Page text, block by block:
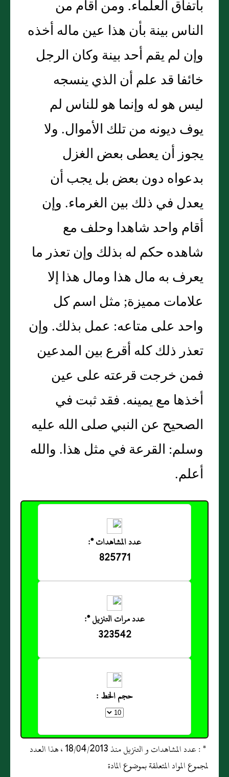
باتفاق العلماء‏.‏ ومن أقام من
الناس بينة بأن هذا عين ماله أخذه
وإن لم يقم أحد بينة وكان الرجل
خائفا قد علم أن الذي ينسجه
ليس هو له وإنما هو للناس لم
يوف ديونه من تلك الأموال‏.‏ ولا
يجوز أن يعطى بعض الغزل
بدعواه دون بعض بل يجب أن
يعدل في ذلك بين الغرماء‏.‏ وإن
أقام واحد شاهدا وحلف مع
شاهده حكم له بذلك وإن تعذر ما
يعرف به مال هذا ومال هذا إلا
علامات مميزة‏;‏ مثل اسم كل
واحد على متاعه‏:‏ عمل بذلك‏.‏ وإن
تعذر ذلك كله أقرع بين المدعين
فمن خرجت قرعته على عين
أخذها مع يمينه‏.‏ فقد ثبت في
الصحيح عن النبي صلى الله عليه
وسلم‏:‏ القرعة في مثل هذا‏.‏ والله
أعلم‏.‏
عدد المشاهدات *:
825771
عدد مرات التنزيل *:
323542
حجم الخط :
* : عدد المشاهدات و التنزيل منذ 18/04/2013 ، هذا العدد
لمجموع المواد المتعلقة بموضوع المادة